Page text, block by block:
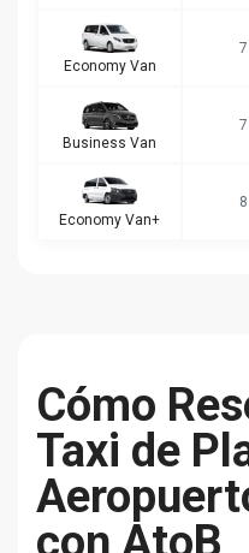
Economy Van
7
Business Van
7
Economy Van+
8
Cómo
Taxi de